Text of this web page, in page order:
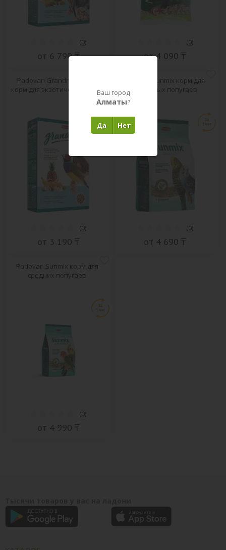
(0)
от 6 790 ₸
(0)
от 4 090 ₸
Padovan Grandmix Esotici
корм для экзотических птиц
(0)
от 3 190 ₸
Padovan Sunmix корм для
волнистых попугаев
(0)
от 4 690 ₸
Padovan Sunmix корм для
средних попугаев
(0)
от 4 990 ₸
Ваш город
Алматы?
Нет
Да